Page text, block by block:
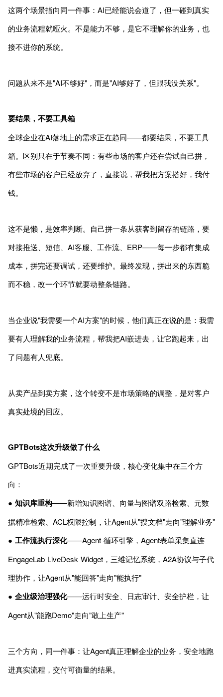
这两个场景指向同一件事：AI已经能说会道了，但一碰到真实
的业务流程就哑火。不是能力不够，是它不理解你的业务，也
接不进你的系统。
问题从来不是"AI不够好"，而是"AI够好了，但跟我没关系"。
要结果，不要工具箱
全球企业在AI落地上的需求正在趋同——都要结果，不要工具
箱。区别只在于节奏不同：有些市场的客户还在尝试自己拼，
有些市场的客户已经放弃了，直接说，帮我把方案搭好，我付
钱。
这不是懒，是效率判断。自己拼一条从获客到留存的链路，要
对接推送、短信、AI客服、工作流、ERP——每一步都有集成
成本，拼完还要调试，还要维护。最终发现，拼出来的东西脆
而不稳，改一个环节就要动整条链路。
当企业说"我需要一个AI方案"的时候，他们真正在说的是：我需
要有人理解我的业务流程，帮我把AI嵌进去，让它跑起来，出
了问题有人兜底。
从卖产品到卖方案，这个转变不是市场策略的调整，是对客户
真实处境的回应。
GPTBots这次升级做了什么
GPTBots近期完成了一次重要升级，核心变化集中在三个方
向：
● 知识库重构——新增知识图谱、向量与图谱双路检索、元数
据精准检索、ACL权限控制，让Agent从"搜文档"走向"理解业务"
● 工作流执行深化——Agent 循环引擎，Agent表单采集直连
EngageLab LiveDesk Widget，三维记忆系统，A2A协议与子代
理协作，让Agent从"能回答"走向"能执行"
● 企业级治理强化——运行时安全、日志审计、安全护栏，让
Agent从"能跑Demo"走向"敢上生产"
三个方向，同一件事：让Agent真正理解企业的业务，安全地跑
进真实流程，交付可衡量的结果。